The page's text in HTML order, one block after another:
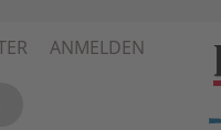
ANMELDEN